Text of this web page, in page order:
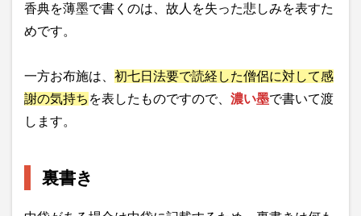
香典を薄墨で書くのは、故人を失った悲しみを表すた
めです。
一方お布施は、 初七日法要で読経した僧侶に対して感
謝の気持ち を表したものですので、 濃い墨で書いて渡
します。
裏書き